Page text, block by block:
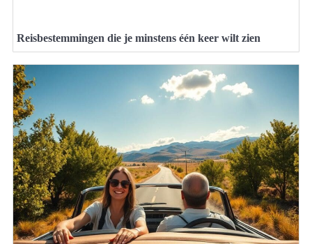
Reisbestemmingen die je minstens één keer wilt zien